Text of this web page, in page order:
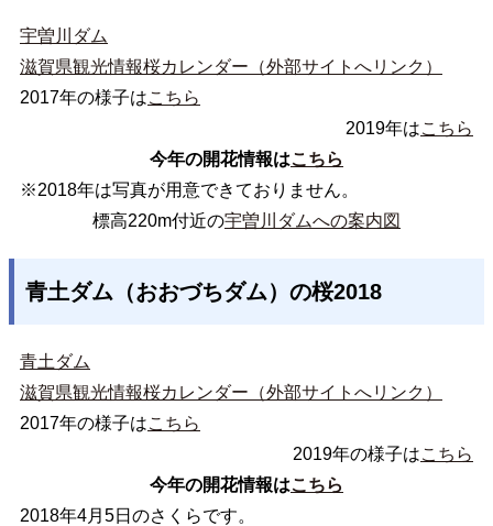
宇曽川ダム
滋賀県観光情報桜カレンダー（外部サイトへリンク）
2017年の様子はこちら
2019年はこちら
今年の開花情報はこちら
※2018年は写真が用意できておりません。
標高220m付近の宇曽川ダムへの案内図
青土ダム（おおづちダム）の桜2018
青土ダム
滋賀県観光情報桜カレンダー（外部サイトへリンク）
2017年の様子はこちら
2019年の様子はこちら
今年の開花情報はこちら
2018年4月5日のさくらです。